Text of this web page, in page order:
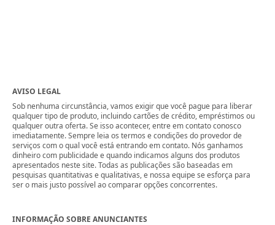
AVISO LEGAL
Sob nenhuma circunstância, vamos exigir que você pague para liberar
qualquer tipo de produto, incluindo cartões de crédito, empréstimos ou
qualquer outra oferta. Se isso acontecer, entre em contato conosco
imediatamente. Sempre leia os termos e condições do provedor de
serviços com o qual você está entrando em contato. Nós ganhamos
dinheiro com publicidade e quando indicamos alguns dos produtos
apresentados neste site. Todas as publicações são baseadas em
pesquisas quantitativas e qualitativas, e nossa equipe se esforça para
ser o mais justo possível ao comparar opções concorrentes.
INFORMAÇÃO SOBRE ANUNCIANTES